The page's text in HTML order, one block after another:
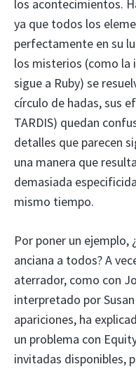
los acontecimientos.
ya que todos los
perfectamente en su
los misterios (como la
sigue a Ruby) se
círculo de hadas, sus
TARDIS) quedan
detalles que parecen
una manera que
demasiada
mismo tiempo.
Por poner un ejemplo,
anciana a todos? A
aterrador, como con
interpretado por
apariciones, ha
un problema con
invitadas disponibles,